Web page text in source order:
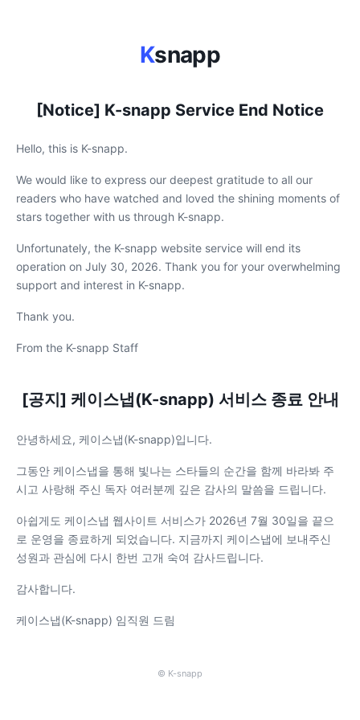
Ksnapp
[Notice] K-snapp Service End Notice
Hello, this is K-snapp.
We would like to express our deepest gratitude to all our
readers who have watched and loved the shining moments of
stars together with us through K-snapp.
Unfortunately, the K-snapp website service will end its
operation on July 30, 2026. Thank you for your overwhelming
support and interest in K-snapp.
Thank you.
From the K-snapp Staff
[공지] 케이스냅(K-snapp) 서비스 종료 안내
안녕하세요, 케이스냅(K-snapp)입니다.
그동안 케이스냅을 통해 빛나는 스타들의 순간을 함께 바라봐 주
시고 사랑해 주신 독자 여러분께 깊은 감사의 말씀을 드립니다.
아쉽게도 케이스냅 웹사이트 서비스가 2026년 7월 30일을 끝으
로 운영을 종료하게 되었습니다. 지금까지 케이스냅에 보내주신
성원과 관심에 다시 한번 고개 숙여 감사드립니다.
감사합니다.
케이스냅(K-snapp) 임직원 드림
© K-snapp